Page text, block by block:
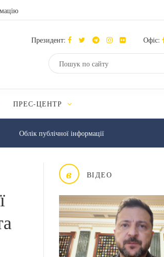
Президент: Офіс:
ПРЕС-ЦЕНТР
Облік публічної інформації
в ВІДЕО